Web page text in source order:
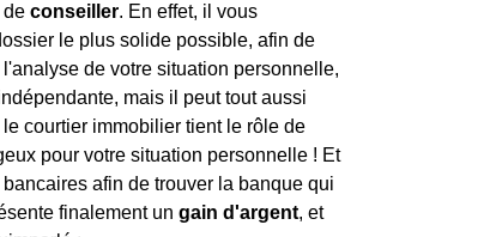
de conseiller. En effet, il vous
le plus solide possible, afin de
de votre situation personnelle,
mais il peut tout aussi
courtier immobilier tient le rôle de
pour votre situation personnelle ! Et
afin de trouver la banque qui
finalement un gain d'argent, et